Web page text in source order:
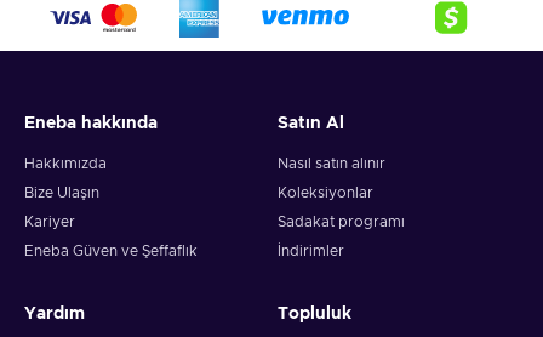
Eneba hakkında
Hakkımızda
Bize Ulaşın
Kariyer
Eneba Güven ve Şeffaflık
Satın Al
Nasıl satın alınır
Koleksiyonlar
Sadakat programı
İndirimler
Yardım Topluluk